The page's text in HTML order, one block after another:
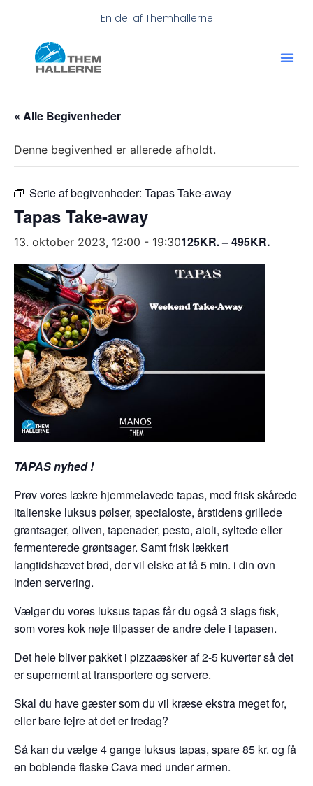
En del af Themhallerne
« Alle Begivenheder
Denne begivenhed er allerede afholdt.
Serie af begivenheder: Tapas Take-away
Tapas Take-away
13. oktober 2023, 12:00 - 19:30125KR. – 495KR.
TAPAS nyhed !
Prøv vores lækre hjemmelavede tapas, med frisk skårede
italienske luksus pølser, specialoste, årstidens grillede
grøntsager, oliven, tapenader, pesto, aioli, syltede eller
fermenterede grøntsager. Samt frisk lækkert
langtidshævet brød, der vil elske at få 5 min. i din ovn
inden servering.
Vælger du vores luksus tapas får du også 3 slags fisk,
som vores kok nøje tilpasser de andre dele i tapasen.
Det hele bliver pakket i pizzaæsker af 2-5 kuverter så det
er supernemt at transportere og servere.
Skal du have gæster som du vil kræse ekstra meget for,
eller bare fejre at det er fredag?
Så kan du vælge 4 gange luksus tapas, spare 85 kr. og få
en boblende flaske Cava med under armen.